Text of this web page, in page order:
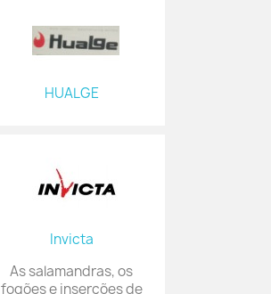
HUALGE
Invicta
As salamandras, os
fogões e inserções de